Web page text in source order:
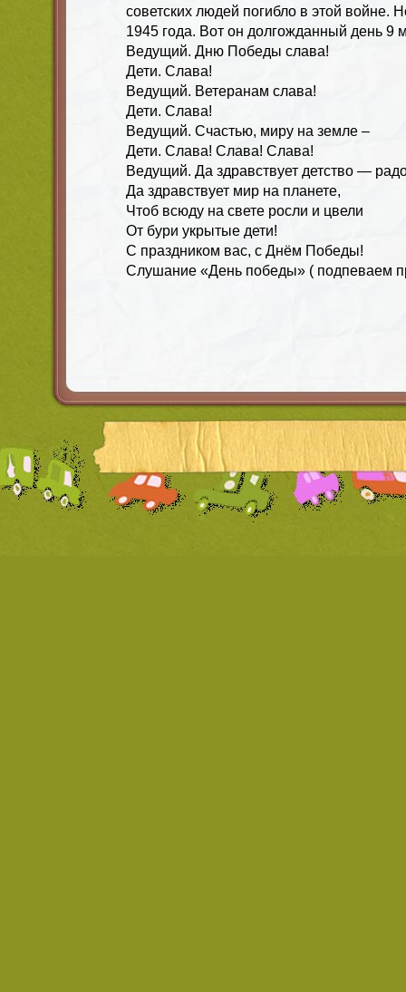
советских людей погибло в этой войне.
1945 года. Вот он долгожданный день
Ведущий. Дню Победы слава!
Дети. Слава!
Ведущий. Ветеранам слава!
Дети. Слава!
Ведущий. Счастью, миру на земле –
Дети. Слава! Слава! Слава!
Ведущий. Да здравствует детство —
Да здравствует мир на планете,
Чтоб всюду на свете росли и цвели
От бури укрытые дети!
С праздником вас, с Днём Победы!
Слушание «День победы» ( подпеваем